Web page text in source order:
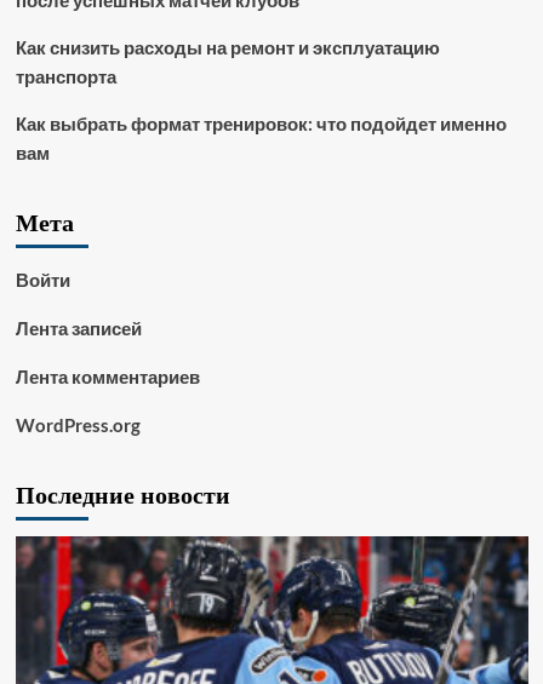
Как снизить расходы на ремонт и эксплуатацию
транспорта
Как выбрать формат тренировок: что подойдет именно
вам
Мета
Войти
Лента записей
Лента комментариев
WordPress.org
Последние новости